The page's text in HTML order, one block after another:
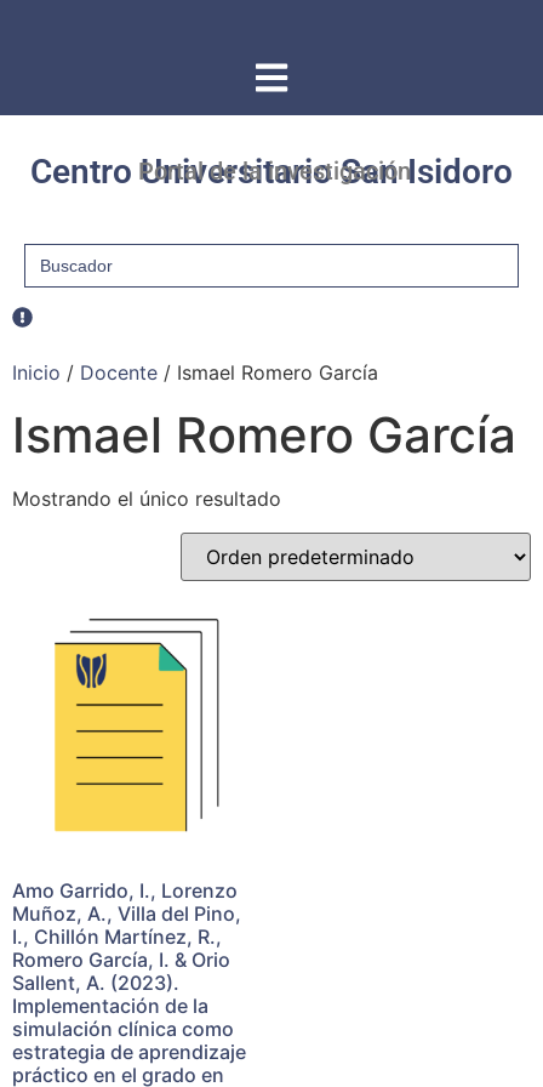
Centro Universitario San Isidoro
Portal de la investigación
Buscar:
Inicio / Docente / Ismael Romero García
Ismael Romero García
Mostrando el único resultado
Amo Garrido, I., Lorenzo
Muñoz, A., Villa del Pino,
I., Chillón Martínez, R.,
Romero García, I. & Orio
Sallent, A. (2023).
Implementación de la
simulación clínica como
estrategia de aprendizaje
práctico en el grado en